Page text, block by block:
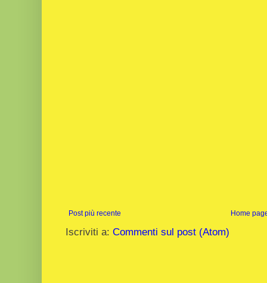
Post più recente Home
Iscriviti a: Commenti sul post (Atom)